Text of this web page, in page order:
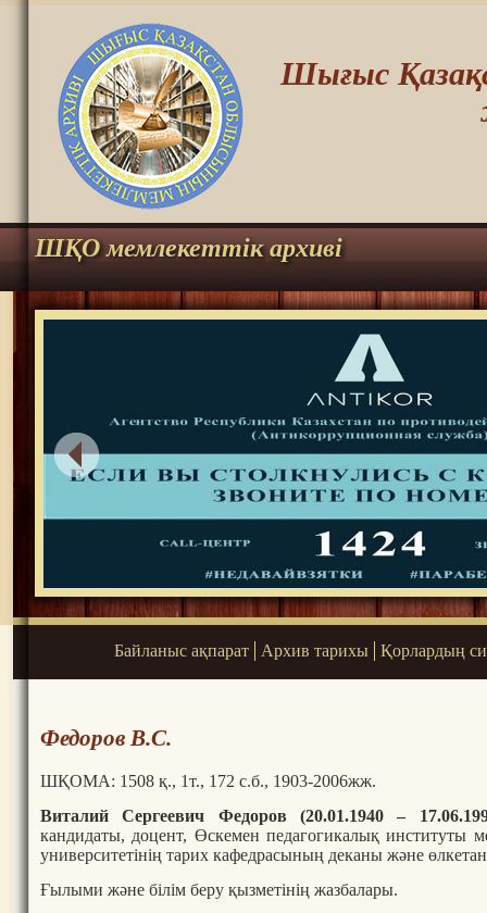
Шығыс
ШҚО мемлекеттік архиві
Байланыс ақпарат Архив тарихы Қорлардың
Федоров В.С.
ШҚОМА: 1508 қ., 1т., 172 с.б., 1903-2006жж.
Виталий Сергеевич Федоров (20.01.1940 –
кандидаты, доцент, Өскемен педагогикалық институты
университетінің тарих кафедрасының деканы және
Ғылыми және білім беру қызметінің жазбалары.